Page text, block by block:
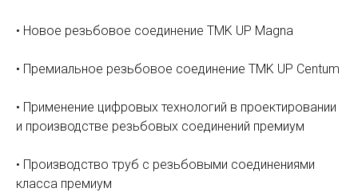
• Новое резьбовое соединение TMK UP Magna
• Премиальное резьбовое соединение TMK UP Centum
• Применение цифровых технологий в проектировании
и производстве резьбовых соединений премиум
• Производство труб с резьбовыми соединениями
класса премиум